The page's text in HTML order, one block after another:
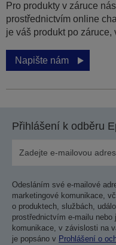
Pro produkty v záruce
prostřednictvím online
je váš produkt po
Napište nám
Přihlášení k odběru
Odesláním své e-mailové
marketingové komunikace,
o produktech, službách,
prostřednictvím e-mailu
komunikace, v závislosti na
je popsáno v Prohlášení o